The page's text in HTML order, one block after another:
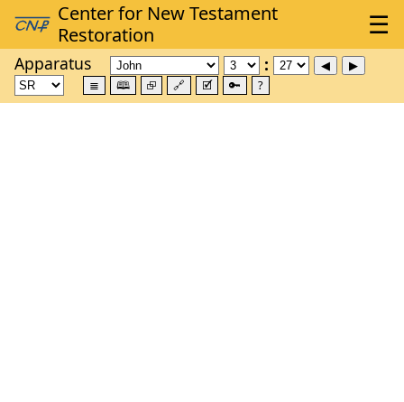
Apparatus
≣ 🕮 ⮺ 🔗 🗹 🔑 ?